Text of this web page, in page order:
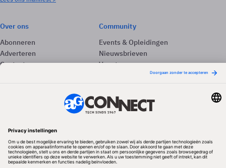
Over ons
Abonneren
Adverteren
Contact
Community
Events & Opleidingen
Nieuwsbrieven
Vacatures
Redactionele partner